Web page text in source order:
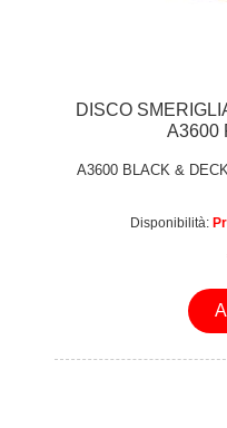
DISCO
A3600
A3600 BLACK &
Disponibilità: